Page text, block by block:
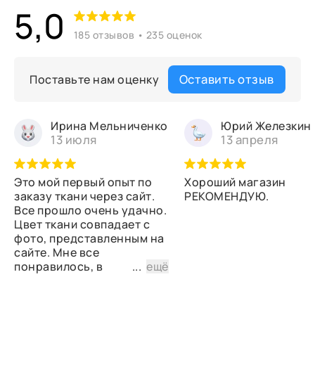
5,0 185 отзывов • 235 оценок
Поставьте нам оценку Оставить отзыв
Ирина Мельниченко
13 июля
Это мой первый опыт по
заказу ткани через сайт.
Все прошло очень удачно.
Цвет ткани совпадает с
фото, представленным на
сайте. Мне все
понравилось, в
...ещё
Юрий Железкин
13 апреля
Хороший магазин
РЕКОМЕНДУЮ.